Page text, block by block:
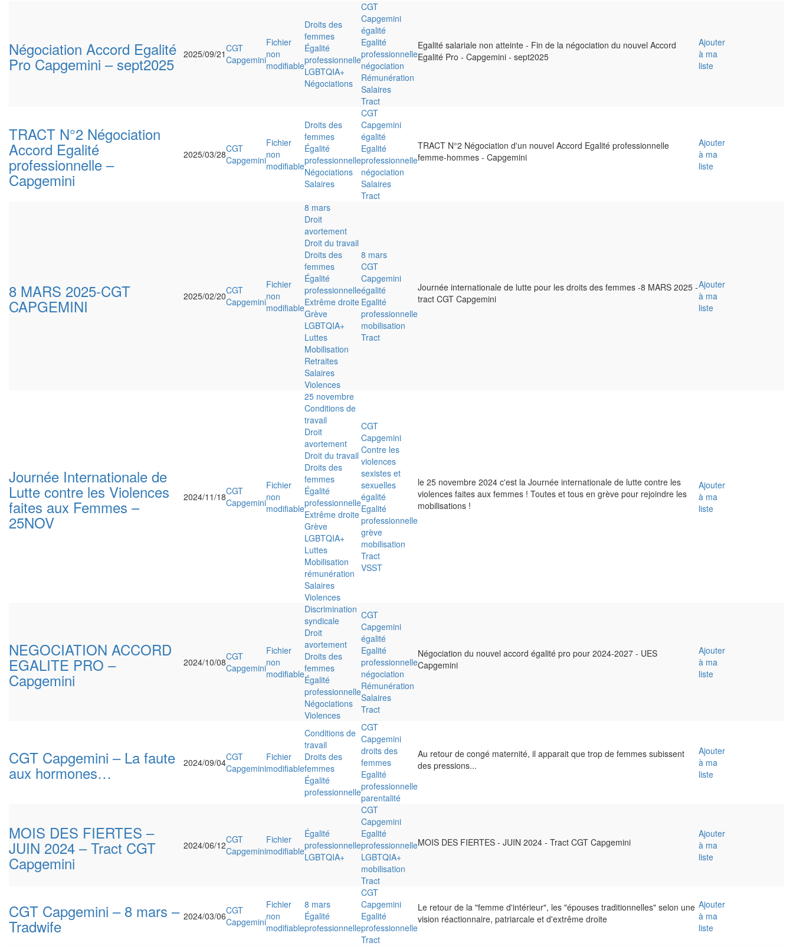
Négociation Accord Egalité
Pro Capgemini – sept2025 2025/09/21CGT
Capgemini
Fichier
non
modifiable
Droits des
femmes
Égalité
professionnelle
LGBTQIA+
Négociations
CGT
Capgemini
égalité
Egalité
professionnelle
négociation
Rémunération
Salaires
Tract
Egalité salariale non atteinte - Fin de la négociation du nouvel Accord
Egalité Pro - Capgemini - sept2025
Ajouter
à ma
liste
TRACT N°2 Négociation
Accord Egalité
professionnelle –
Capgemini
2025/03/28CGT
Capgemini
Fichier
non
modifiable
Droits des
femmes
Égalité
professionnelle
Négociations
Salaires
CGT
Capgemini
égalité
Egalité
professionnelle
négociation
Salaires
Tract
TRACT N°2 Négociation d'un nouvel Accord Egalité professionnelle
femme-hommes - Capgemini
Ajouter
à ma
liste
8 MARS 2025-CGT
CAPGEMINI 2025/02/20CGT
Capgemini
Fichier
non
modifiable
8 mars
Droit
avortement
Droit du travail
Droits des
femmes
Égalité
professionnelle
Extrême droite
Grève
LGBTQIA+
Luttes
Mobilisation
Retraites
Salaires
Violences
8 mars
CGT
Capgemini
égalité
Egalité
professionnelle
mobilisation
Tract
Journée internationale de lutte pour les droits des femmes -8 MARS 2025 -
tract CGT Capgemini
Ajouter
à ma
liste
Journée Internationale de
Lutte contre les Violences
faites aux Femmes –
25NOV
2024/11/18CGT
Capgemini
Fichier
non
modifiable
25 novembre
Conditions de
travail
Droit
avortement
Droit du travail
Droits des
femmes
Égalité
professionnelle
Extrême droite
Grève
LGBTQIA+
Luttes
Mobilisation
rémunération
Salaires
Violences
CGT
Capgemini
Contre les
violences
sexistes et
sexuelles
égalité
Egalité
professionnelle
grève
mobilisation
Tract
VSST
le 25 novembre 2024 c'est la Journée internationale de lutte contre les
violences faites aux femmes ! Toutes et tous en grève pour rejoindre les
mobilisations !
Ajouter
à ma
liste
NEGOCIATION ACCORD
EGALITE PRO –
Capgemini
2024/10/08CGT
Capgemini
Fichier
non
modifiable
Discrimination
syndicale
Droit
avortement
Droits des
femmes
Égalité
professionnelle
Négociations
Violences
CGT
Capgemini
égalité
Egalité
professionnelle
négociation
Rémunération
Salaires
Tract
Négociation du nouvel accord égalité pro pour 2024-2027 - UES
Capgemini
Ajouter
à ma
liste
CGT Capgemini – La faute
aux hormones… 2024/09/04CGT
Capgemini
Fichier
modifiable
Conditions de
travail
Droits des
femmes
Égalité
professionnelle
CGT
Capgemini
droits des
femmes
Egalité
professionnelle
parentalité
Au retour de congé maternité, il apparait que trop de femmes subissent
des pressions...
Ajouter
à ma
liste
MOIS DES FIERTES –
JUIN 2024 – Tract CGT
Capgemini
2024/06/12CGT
Capgemini
Fichier
modifiable
Égalité
professionnelle
LGBTQIA+
CGT
Capgemini
Egalité
professionnelle
LGBTQIA+
mobilisation
Tract
MOIS DES FIERTES - JUIN 2024 - Tract CGT Capgemini
Ajouter
à ma
liste
CGT Capgemini – 8 mars –
Tradwife 2024/03/06CGT
Capgemini
Fichier
non
modifiable
8 mars
Égalité
professionnelle
CGT
Capgemini
Egalité
professionnelle
Tract
Le retour de la "femme d'intérieur", les "épouses traditionnelles" selon une
vision réactionnaire, patriarcale et d'extrême droite
Ajouter
à ma
liste